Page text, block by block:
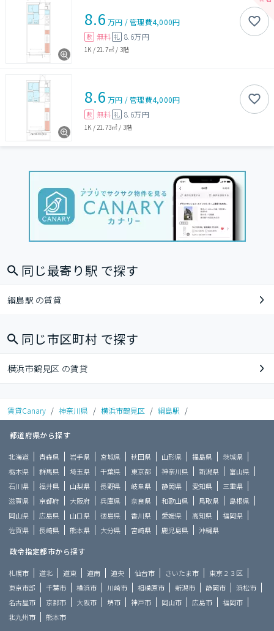
8.6 万円 /管理費4,000円
敷 無料 礼 8.6万円
1K / 21.7㎡ / 3階
8.6 万円 /管理費4,000円
敷 無料 礼 8.6万円
1K / 21.73㎡ / 3階
同じ最寄り駅 で探す
綱島駅 の賃貸
同じ市区町村 で探す
横浜市鶴見区 の賃貸
賃貸Canary / 神奈川県 / 横浜市鶴見区 / 綱島駅 /
都道府県から探す
北海道 青森県 岩手県 宮城県 秋田県 山形県 福島県
茨城県
栃木県
群馬県 埼玉県 千葉県 東京都 神奈川県 新潟県
富山県
石川県
福井県 山梨県 長野県 岐阜県 静岡県 愛知県
三重県
滋賀県
京都府 大阪府 兵庫県 奈良県 和歌山県 鳥取県
島根県
岡山県
広島県 山口県 徳島県 香川県 愛媛県 高知県
福岡県
佐賀県
長崎県 熊本県 大分県 宮崎県 鹿児島県 沖縄県
政令指定都市から探す
札幌市 道北 道東 道南 道央 仙台市 さいたま市
東京２３区
東京市部
千葉市 横浜市 川崎市 相模原市 新潟市 静岡市
浜松市
名古屋市
京都市 大阪市 堺市 神戸市 岡山市 広島市
福岡市
北九州市
熊本市